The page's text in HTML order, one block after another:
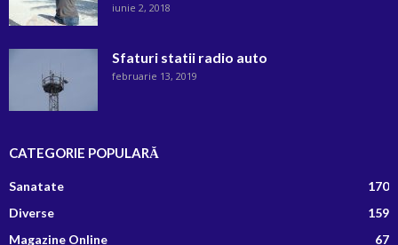
iunie 2, 2018
Sfaturi statii radio auto
februarie 13, 2019
CATEGORIE POPULARĂ
Sanatate
170
Diverse
159
Magazine Online
67